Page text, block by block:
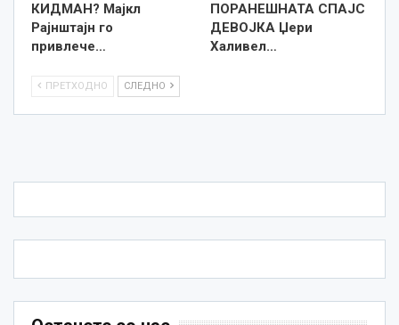
КИДМАН? Мајкл
Рајнштајн го
привлече…
ПОРАНЕШНАТА СПАЈС
ДЕВОЈКА Џери
Халивел…
ПРЕТХОДНО СЛЕДНО